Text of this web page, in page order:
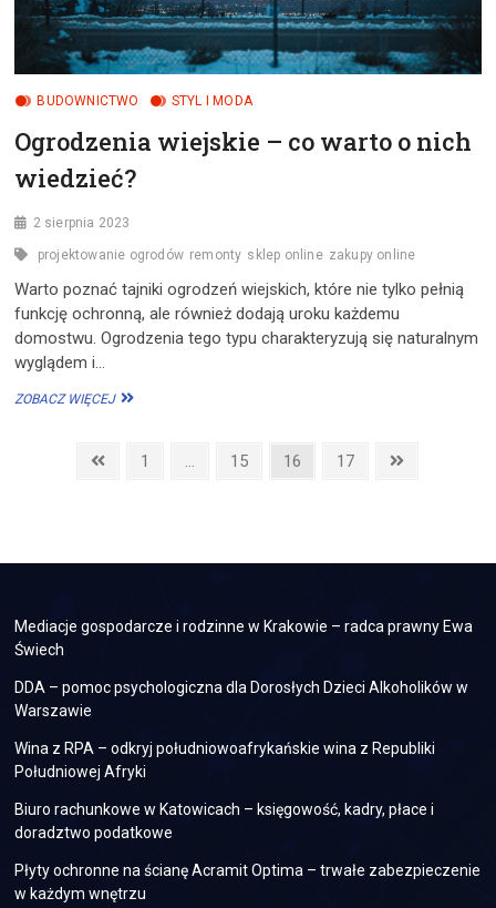
BUDOWNICTWO STYL I MODA
Ogrodzenia wiejskie – co warto o nich
wiedzieć?
2 sierpnia 2023
projektowanie ogrodów remonty sklep online zakupy online
Warto poznać tajniki ogrodzeń wiejskich, które nie tylko pełnią
funkcję ochronną, ale również dodają uroku każdemu
domostwu. Ogrodzenia tego typu charakteryzują się naturalnym
wyglądem i…
ZOBACZ WIĘCEJOGRODZENIA
Stronicowanie
Previous
Page
1 … Page
15 Page
16 Page
17
Next
Mediacje gospodarcze i rodzinne w Krakowie – radca prawny Ewa
Świech
DDA – pomoc psychologiczna dla Dorosłych Dzieci Alkoholików w
Warszawie
Wina z RPA – odkryj południowoafrykańskie wina z Republiki
Południowej Afryki
Biuro rachunkowe w Katowicach – księgowość, kadry, płace i
doradztwo podatkowe
Płyty ochronne na ścianę Acramit Optima – trwałe zabezpieczenie
w każdym wnętrzu